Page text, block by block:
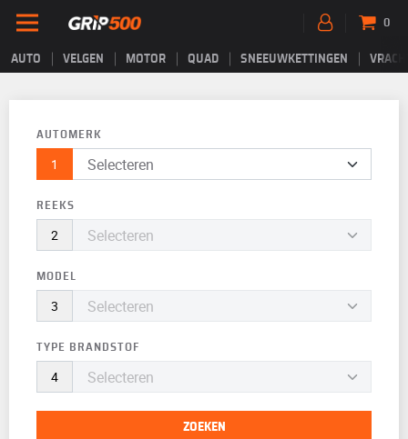
AUTO VELGEN MOTOR QUAD SNEEUWKETTINGEN
0
AUTOMERK
REEKS
MODEL
TYPE BRANDSTOF
ZOEKEN